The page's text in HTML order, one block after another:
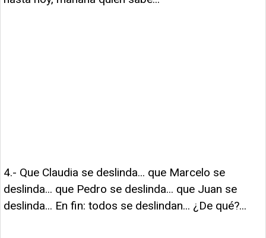
4.- Que Claudia se deslinda... que Marcelo se
deslinda... que Pedro se deslinda... que Juan se
deslinda... En fin: todos se deslindan... ¿De qué?...